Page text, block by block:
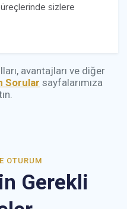
sizlere
avantajları ve diğer
Sorular sayfalarımıza
OTURUM
Gerekli